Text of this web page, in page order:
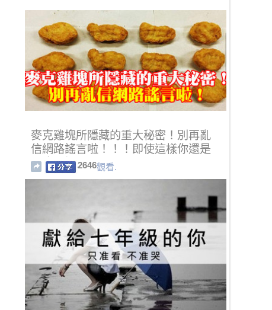
麥克雞塊所隱藏的重大秘密！別再亂
信網路謠言啦！！！即使這樣你還是
照吃不誤嗎？
2646觀看.